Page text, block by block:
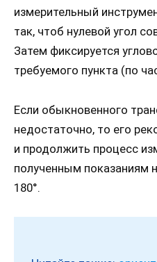
измерительный
так, чтоб нулевой угол
Затем фиксируется
требуемого пункта (по
Если обыкновенного
недостаточно, то его
и продолжить процесс
полученным показаниям
180°.